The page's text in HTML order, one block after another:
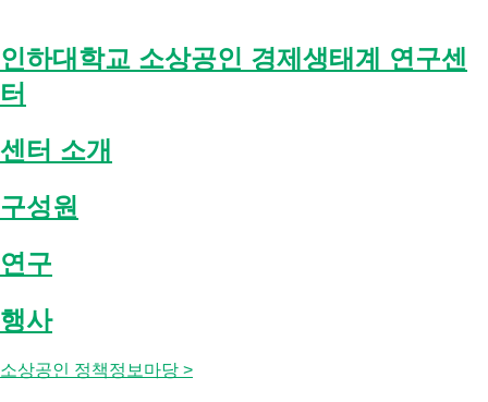
content
인하대학교 소상공인 경제생태계 연구센
터
센터 소개
구성원
연구
행사
소상공인 정책정보마당 >